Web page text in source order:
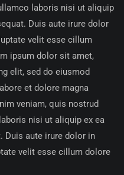
laboris nisi ut aliquip
Duis aute irure dolor
velit esse cillum
ipsum dolor sit amet,
elit, sed do eiusmod
et dolore magna
veniam, quis nostrud
nisi ut aliquip ex ea
Duis aute irure dolor in
velit esse cillum dolore